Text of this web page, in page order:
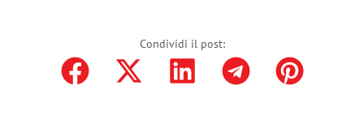
Condividi il post: